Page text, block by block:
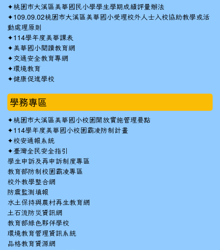
✦桃園市大溪區美華國民小學學生學期成績評量辦法
✦109.09.02桃園市大溪區美華國小受理校外人士入校協助教學或活
動處理原則
✦114學年度美華課表
✦美華國小閱讀教育網
✦ 交通安全教育專網
✦環境教育
✦健康促進學校
學務專區
✦桃園市大溪區美華國小校園開放實施管理要點
✦114學年度美華國小校園霸凌防制計畫
✦校安通報系統
✦臺灣全民安全指引
學生申訴及再申訴制度專區
教育部防制校園霸凌專區
校外教學整合網
防震監測填報
水土保持與農村再生教育網
土石流防災資訊網
教育部綠色夥伴學校
環境教育管理資訊系統
品格教育資源網